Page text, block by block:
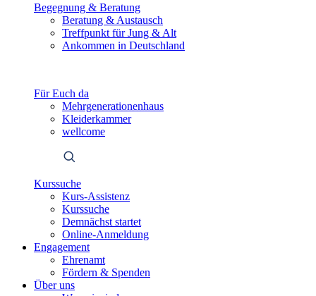
Begegnung & Beratung
Beratung & Austausch
Treffpunkt für Jung & Alt
Ankommen in Deutschland
Für Euch da
Mehrgenerationenhaus
Kleiderkammer
wellcome
Kurssuche
Kurs-Assistenz
Kurssuche
Demnächst startet
Online-Anmeldung
Engagement
Ehrenamt
Fördern & Spenden
Über uns